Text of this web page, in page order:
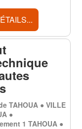
TAHOUA ● VILLE
●
1 TAHOUA ●